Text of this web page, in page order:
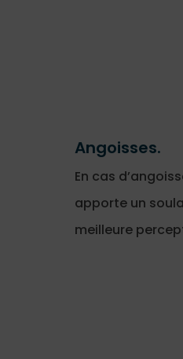
Angoisses.
En cas
apporte un
meilleure